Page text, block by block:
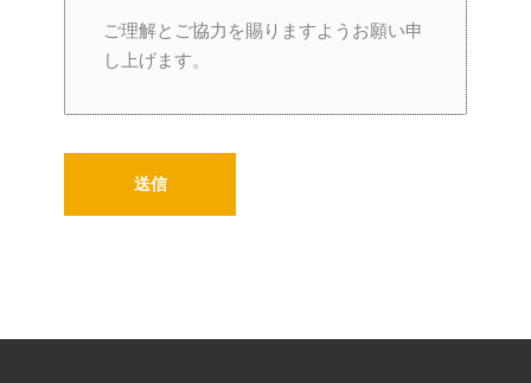
ご理解とご協力を賜りますようお願い申
し上げます。